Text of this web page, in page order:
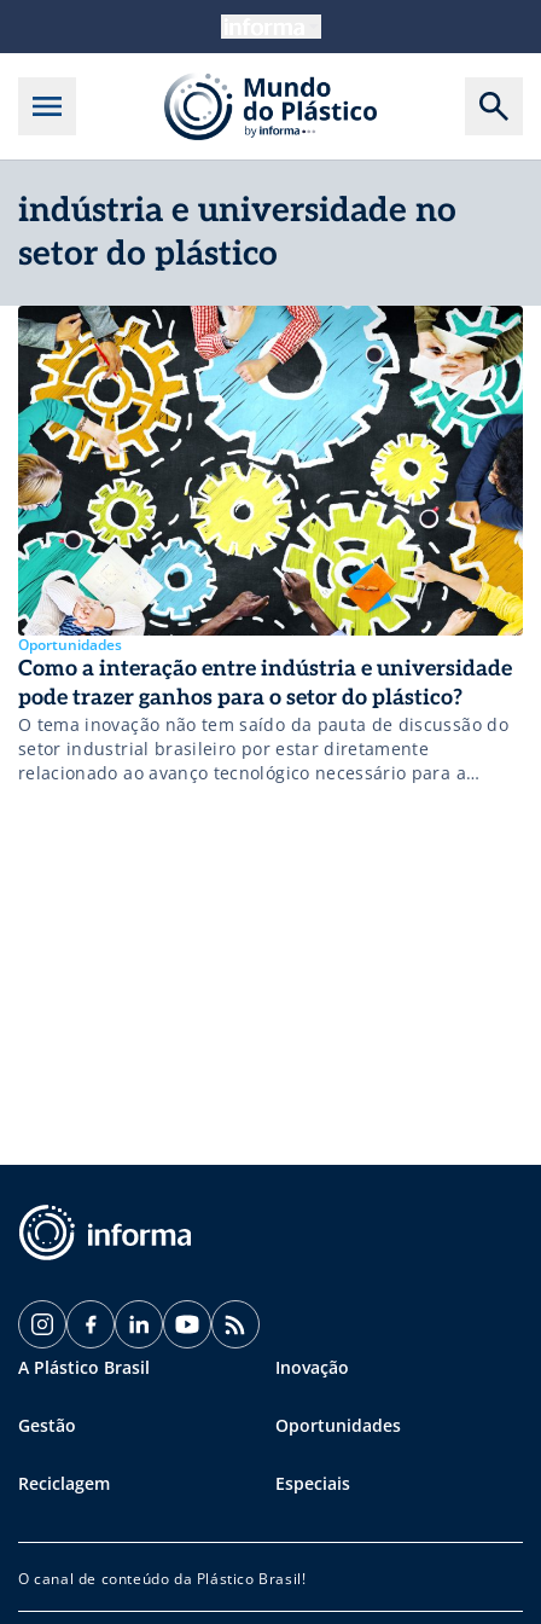
indústria e universidade no
setor do plástico
Oportunidades
Como a interação entre indústria e universidade
pode trazer ganhos para o setor do plástico?
O tema inovação não tem saído da pauta de discussão do
setor industrial brasileiro por estar diretamente
relacionado ao avanço tecnológico necessário para a
A Plástico Brasil Inovação
Gestão Oportunidades
Reciclagem Especiais
O canal de conteúdo da Plástico Brasil!